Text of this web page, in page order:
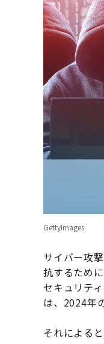
GettyImages
サイバー攻
抗するため
セキュリテ
は、2024年
それによる